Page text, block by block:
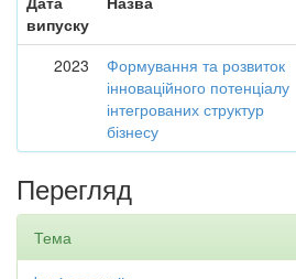
випуску
2023
Формування та розвиток
інноваційного потенціалу
інтегрованих структур
бізнесу
Перегляд
Тема